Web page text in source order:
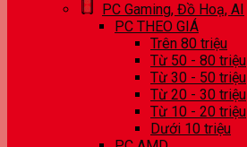
PC Gaming, Đồ Hoạ, AI
PC THEO GIÁ
Trên 80 triệu
Từ 50 - 80 triệu
Từ 30 - 50 triệu
Từ 20 - 30 triệu
Từ 10 - 20 triệu
Dưới 10 triệu